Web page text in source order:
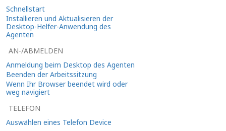
Schnellstart
Installieren und Aktualisieren der
Desktop-Helfer-Anwendung des
Agenten
AN-/ABMELDEN
Anmeldung beim Desktop des Agenten
Beenden der Arbeitssitzung
Wenn Ihr Browser beendet wird oder
weg navigiert
TELEFON
Auswählen eines Telefon Device